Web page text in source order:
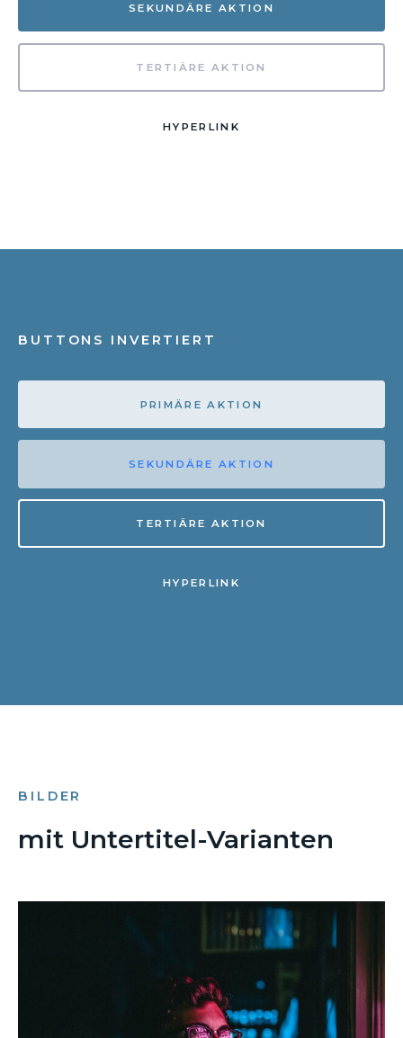
SEKUNDÄRE AKTION
TERTIÄRE AKTION
HYPERLINK
BUTTONS INVERTIERT
PRIMÄRE AKTION
SEKUNDÄRE AKTION
TERTIÄRE AKTION
HYPERLINK
BILDER
mit Untertitel-Varianten